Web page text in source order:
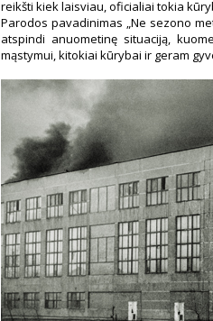
reikšti kiek laisviau, oficialiai tokia
Parodos pavadinimas „Ne sezono
atspindi anuometinę situaciją,
mąstymui, kitokiai kūrybai ir geram